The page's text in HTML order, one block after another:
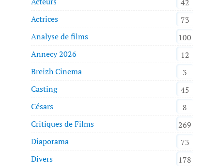
42
Actrices
73
Analyse de films
100
Annecy 2026
12
Breizh Cinema
3
Casting
45
Césars
8
Critiques de Films
269
Diaporama
73
Divers
178